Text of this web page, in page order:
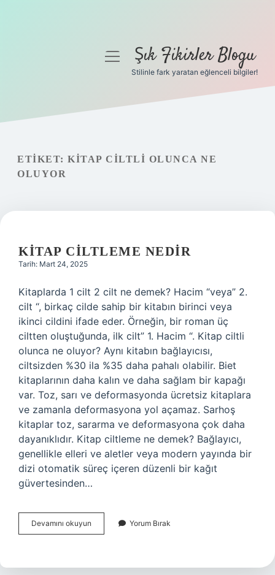
Gizlilik Politikası
Hakkımızda
menüyüŞık Fikirler Blogu
Stilinle fark yaratan eğlenceli bilgiler!
ETIKET: KITAP CILTLI OLUNCA NE
OLUYOR
KITAP CILTLEME NEDIR
Tarih: Mart 24, 2025
Kitaplarda 1 cilt 2 cilt ne demek? Hacim “veya” 2.
cilt “, birkaç cilde sahip bir kitabın birinci veya
ikinci cildini ifade eder. Örneğin, bir roman üç
ciltten oluştuğunda, ilk cilt” 1. Hacim “. Kitap ciltli
olunca ne oluyor? Aynı kitabın bağlayıcısı,
ciltsizden %30 ila %35 daha pahalı olabilir. Biet
kitaplarının daha kalın ve daha sağlam bir kapağı
var. Toz, sarı ve deformasyonda ücretsiz kitaplara
ve zamanla deformasyona yol açamaz. Sarhoş
kitaplar toz, sararma ve deformasyona çok daha
dayanıklıdır. Kitap ciltleme ne demek? Bağlayıcı,
genellikle elleri ve aletler veya modern yayında bir
dizi otomatik süreç içeren düzenli bir kağıt
güvertesinden…
Devamını okuyun
Ciltleme
Yorum Bırak